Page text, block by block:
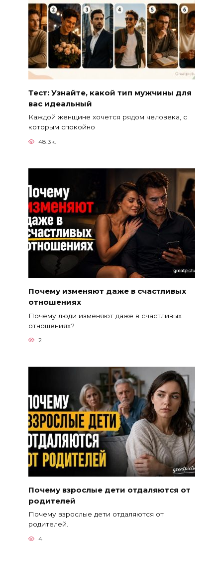
Тест: Узнайте, какой тип мужчины для
вас идеальный
Каждой женщине хочется рядом человека, с
которым спокойно
48.3к.
Почему изменяют даже в счастливых
отношениях
Почему люди изменяют даже в счастливых
отношениях?
2
Почему взрослые дети отдаляются от
родителей
Почему взрослые дети отдаляются от
родителей.
4